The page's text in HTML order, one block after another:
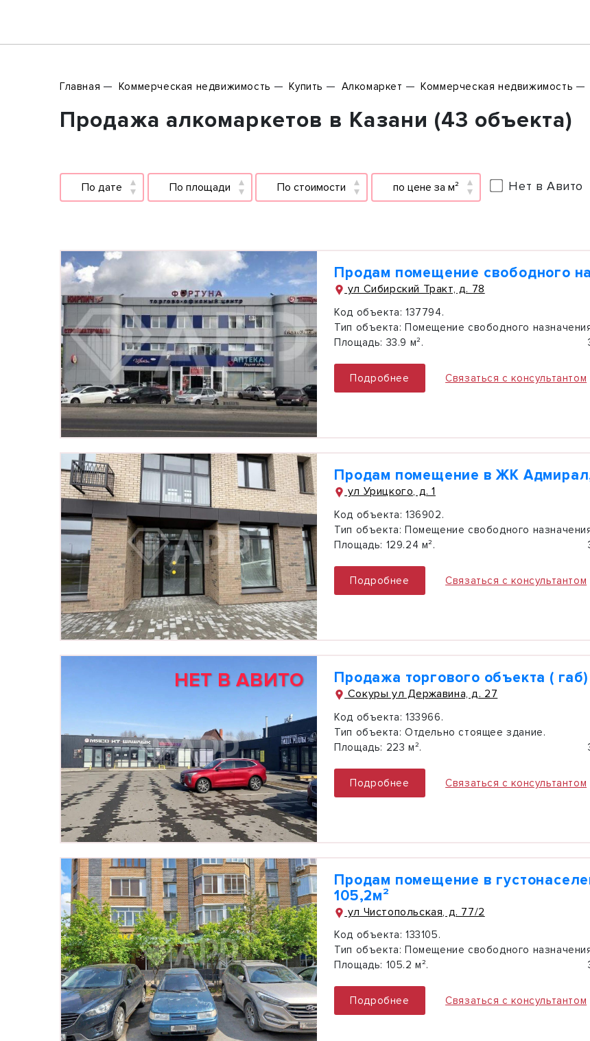
Главная Коммерческая недвижимость Купить Алкомаркет Коммерческая недвижимость
Продажа алкомаркетов в Казани (43 объекта)
По дате По площади По стоимости по цене за м² Нет в Авито
Продам помещение свободного
ул Сибирский Тракт, д. 78
Код объекта: 137794.
Тип объекта: Помещение свободного
Площадь: 33.9 м².
Подробнее Связаться с консультантом
Продам помещение в ЖК
ул Урицкого, д. 1
Код объекта: 136902.
Тип объекта: Помещение свободного
Площадь: 129.24 м².
Подробнее Связаться с консультантом
НЕТ В АВИТО Продажа торгового объекта ( габ)
Сокуры ул Державина, д. 27
Код объекта: 133966.
Тип объекта: Отдельно стоящее здание.
Площадь: 223 м².
Подробнее Связаться с консультантом
Продам помещение в
105,2м²
ул Чистопольская, д. 77/2
Код объекта: 133105.
Тип объекта: Помещение свободного
Площадь: 105.2 м².
Подробнее Связаться с консультантом